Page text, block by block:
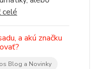
celé
Blog a Novinky